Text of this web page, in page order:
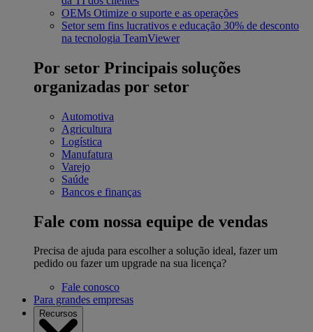
OEMs Otimize o suporte e as operações
Setor sem fins lucrativos e educação 30% de desconto
na tecnologia TeamViewer
Por setor Principais soluções
organizadas por setor
Automotiva
Agricultura
Logística
Manufatura
Varejo
Saúde
Bancos e finanças
Fale com nossa equipe de vendas
Precisa de ajuda para escolher a solução ideal, fazer um
pedido ou fazer um upgrade na sua licença?
Fale conosco
Para grandes empresas
Recursos